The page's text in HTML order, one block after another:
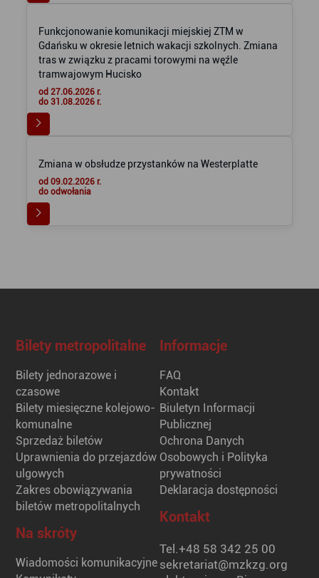
Funkcjonowanie komunikacji miejskiej ZTM w
Gdańsku w okresie letnich wakacji szkolnych. Zmiana
tras w związku z pracami torowymi na węźle
tramwajowym Hucisko
od 27.06.2026 r.
do 31.08.2026 r.
Zmiana w obsłudze przystanków na Westerplatte
od 09.02.2026 r.
do odwołania
Bilety metropolitalne
Bilety jednorazowe i
czasowe
Bilety miesięczne kolejowo-
komunalne
Sprzedaż biletów
Uprawnienia do przejazdów
ulgowych
Zakres obowiązywania
biletów metropolitalnych
Na skróty
Wiadomości komunikacyjne
Informacje
FAQ
Kontakt
Biuletyn Informacji
Publicznej
Ochrona Danych
Osobowych i Polityka
prywatności
Deklaracja dostępności
Kontakt
Tel.+48 58 342 25 00
sekretariat@mzkzg.org